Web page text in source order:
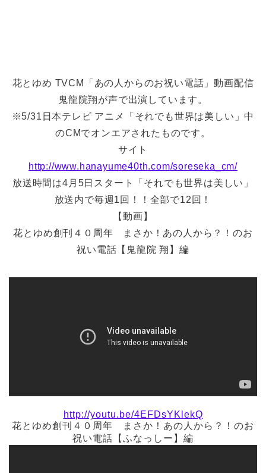
花とゆめ TVCM「あの人からのお祝い電話」動画配信
鬼龍院翔が声で出演しています。
※5/31日本テレビ アニメ「それでも世界は美しい」中
のCMでオンエアされたものです。
サイト
http://www.hanayume40th.com/soreseka_cm/
放送時間は4月5日スタート「それでも世界は美しい」
放送内で毎週1回！！全部で12回！
【動画】
花とゆめ創刊４０周年 まさか！あの人から？！のお
祝い電話【鬼龍院 翔】編
http://youtu.be/4EFDsYKlekQ
花とゆめ創刊４０周年 まさか！あの人から？！のお
祝い電話【ふなっしー】編